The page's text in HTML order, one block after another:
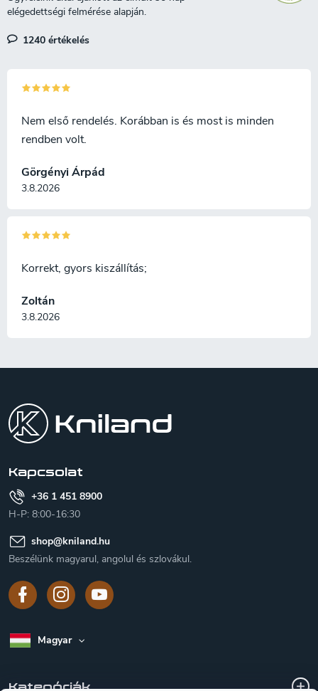
1240 értékelés
Görgényi Árpád
3.8.2026
Nem első rendelés. Korábban is és most is minden
rendben volt.
Zoltán
3.8.2026
Korrekt, gyors kiszállítás;
Kapcsolat
+36 1 451 8900
H-P: 8:00-16:30
shop@kniland.hu
Beszélünk magyarul, angolul és szlovákul.
Magyar
Kategóriák